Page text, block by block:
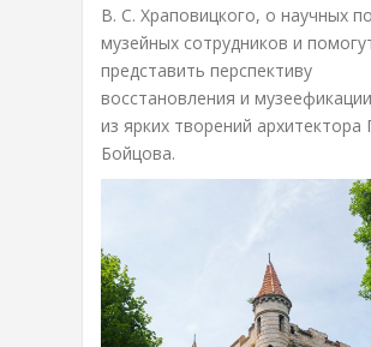
В. С. Храповицкого, о научных
музейных сотрудников и
представить перспективу
восстановления и
из ярких творений архитектора
Бойцова.